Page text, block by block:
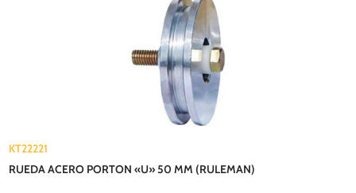
KT22221
RUEDA ACERO PORTON «U» 50 MM (RULEMAN)